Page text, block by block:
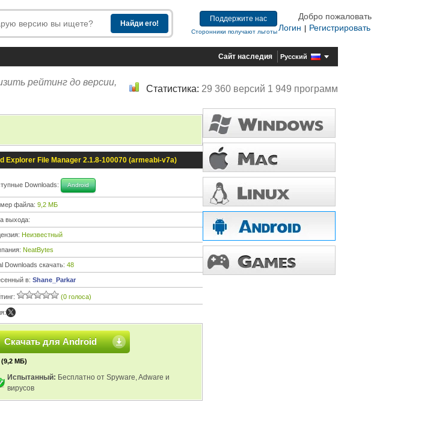
Поддержите нас
Сторонники получают льготы
Добро пожаловать
Логин
Регистрировать
Сайт наследия Русский
рейтинг до версии,
Статистика: 29 360 версий 1 949 программ
Explorer File Manager 2.1.8-100070 (armeabi-v7a)
Downloads: Android
файла: 9,2 МБ
выхода:
Неизвестный
NeatBytes
Downloads скачать: 48
в: Shane_Parkar
(0 голоса)
Скачать для Android
(9,2 МБ)
Испытанный: Бесплатно от Spyware, Adware и
вирусов